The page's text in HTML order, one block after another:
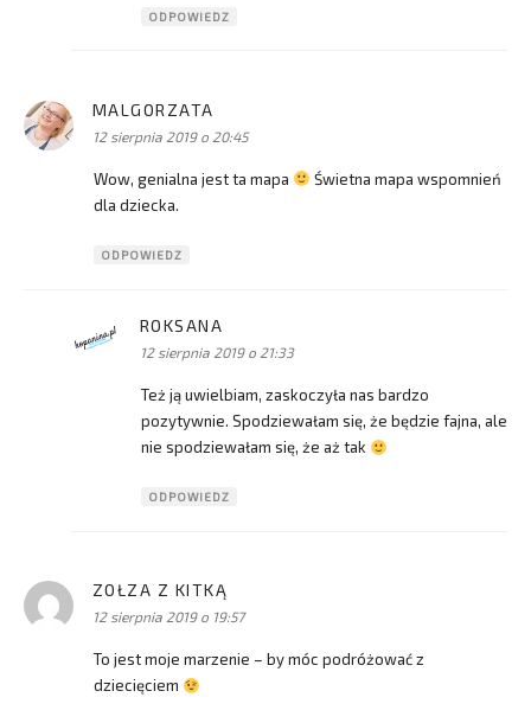
ODPOWIEDZ
MALGORZATA
12 sierpnia 2019 o 20:45
Wow, genialna jest ta mapa
Świetna mapa wspomnień
dla dziecka.
ODPOWIEDZ
ROKSANA
12 sierpnia 2019 o 21:33
Też ją uwielbiam, zaskoczyła nas bardzo
pozytywnie. Spodziewałam się, że będzie fajna, ale
nie spodziewałam się, że aż tak
ODPOWIEDZ
ZOŁZA Z KITKĄ
12 sierpnia 2019 o 19:57
To jest moje marzenie – by móc podróżować z
dziecięciem